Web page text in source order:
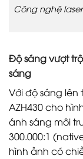
Công nghệ
Độ sáng vượt
sáng
Với độ sáng lên
AZH430 cho
ánh sáng môi
300.000:1
hình ảnh có